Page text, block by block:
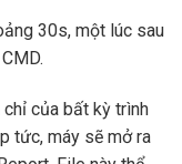
30s, một lúc sau
của bất kỳ trình
tức, máy sẽ mở ra